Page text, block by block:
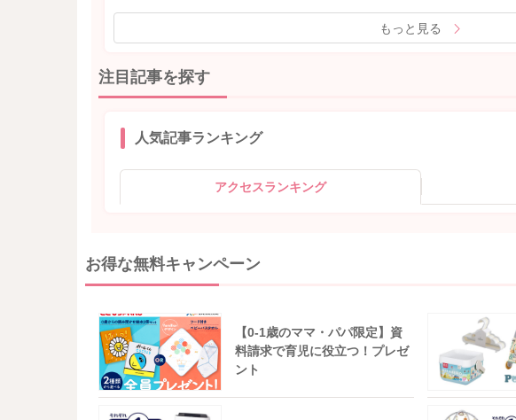
もっと見る
注目記事を探す
人気記事ランキング
アクセスランキング
お得な無料キャンペーン
【0-1歳のママ・パパ限定】資
料請求で育児に役立つ！プレゼ
ント